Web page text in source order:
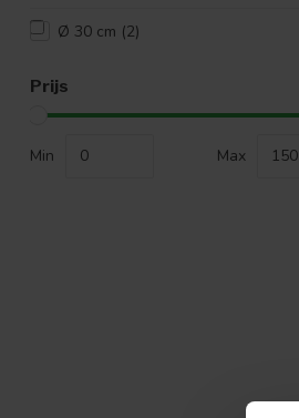
Ø 30 cm (2)
Prijs
Min Max